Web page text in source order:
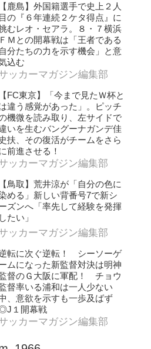
【鹿島】外国籍選手で史上２人
目の『６年連続２ケタ得点』に
むレオ・セアラ。８・７横浜
ＦＭとの開幕戦は「王者である
自分たちの力を示す機会」と意
込む
ッカーマガジン編集部
【FC東京】「今まで見たＷ杯と
違う感覚があった」。ピッチ
機微を読み取り、左サイドで
いを生むバングーナガンデ佳
史扶、その復活がチームをさら
前進させる！
ッカーマガジン編集部
【鳥取】荒井涼が「自分の色に
める」新しい背番号7で新シ
ズンへ「率先して経験を発揮
したい」
ッカーマガジン編集部
転に次ぐ逆転！ シーソーゲ
ムになった新監督対決は明神
督のＧ大阪に軍配！ チョウ
督率いる浦和は一人少ない
、意欲を示すも一歩及ばず
１開幕戦
ッカーマガジン編集部